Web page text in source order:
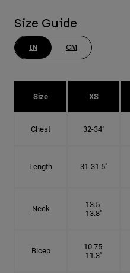
Size Guide
IN CM
Size XS
Chest 32-34"
Length 31-31.5"
Neck
13.5-
13.8"
Bicep
10.75-
11.3"